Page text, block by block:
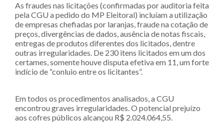
As fraudes nas licitações (confirmadas por auditoria feita
pela CGU a pedido do MP Eleitoral) incluíam a utilização
de empresas chefiadas por laranjas, fraude na cotação de
preços, divergências de dados, ausência de notas fiscais,
entregas de produtos diferentes dos licitados, dentre
outras irregularidades. De 230 itens licitados em um dos
certames, somente houve disputa efetiva em 11, um forte
indício de “conluio entre os licitantes”.
Em todos os procedimentos analisados, a CGU
encontrou graves irregularidades. O potencial prejuízo
aos cofres públicos alcançou R$ 2.024.064,55.